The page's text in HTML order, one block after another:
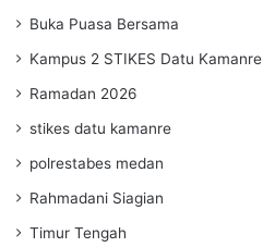
Buka Puasa Bersama
Kampus 2 STIKES Datu Kamanre
Ramadan 2026
stikes datu kamanre
polrestabes medan
Rahmadani Siagian
Timur Tengah